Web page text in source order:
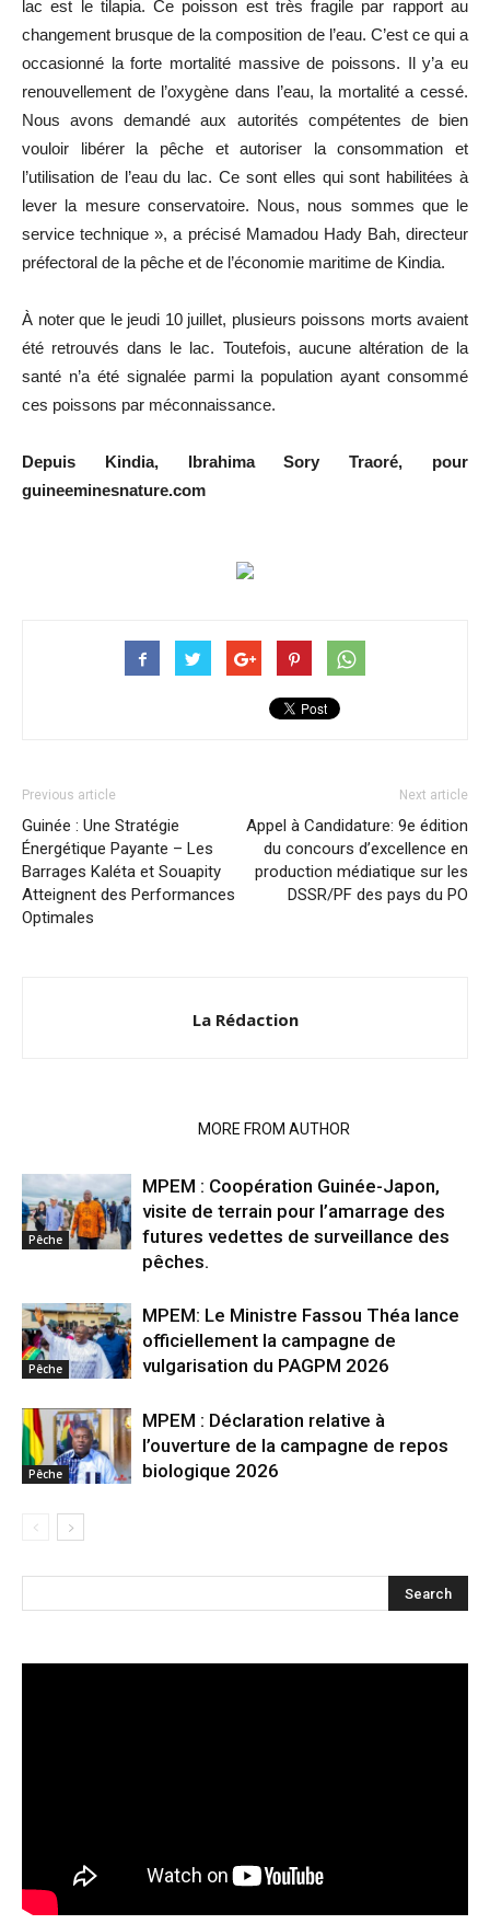
lac est le tilapia. Ce poisson est très fragile par rapport au
changement brusque de la composition de l’eau. C’est ce qui a
occasionné la forte mortalité massive de poissons. Il y’a eu
renouvellement de l’oxygène dans l’eau, la mortalité a cessé.
Nous avons demandé aux autorités compétentes de bien
vouloir libérer la pêche et autoriser la consommation et
l’utilisation de l’eau du lac. Ce sont elles qui sont habilitées à
lever la mesure conservatoire. Nous, nous sommes que le
service technique », a précisé Mamadou Hady Bah, directeur
préfectoral de la pêche et de l’économie maritime de Kindia.
À noter que le jeudi 10 juillet, plusieurs poissons morts avaient
été retrouvés dans le lac. Toutefois, aucune altération de la
santé n’a été signalée parmi la population ayant consommé
ces poissons par méconnaissance.
Depuis Kindia, Ibrahima Sory Traoré, pour
guineeminesnature.com
Previous article
Guinée : Une Stratégie
Énergétique Payante – Les
Barrages Kaléta et Souapity
Atteignent des Performances
Optimales
Next article
Appel à Candidature: 9e édition
du concours d’excellence en
production médiatique sur les
DSSR/PF des pays du PO
La Rédaction
MORE FROM AUTHOR
Pêche
MPEM : Coopération Guinée-Japon,
visite de terrain pour l’amarrage des
futures vedettes de surveillance des
pêches.
Pêche
MPEM: Le Ministre Fassou Théa lance
officiellement la campagne de
vulgarisation du PAGPM 2026
Pêche
MPEM : Déclaration relative à
l’ouverture de la campagne de repos
biologique 2026